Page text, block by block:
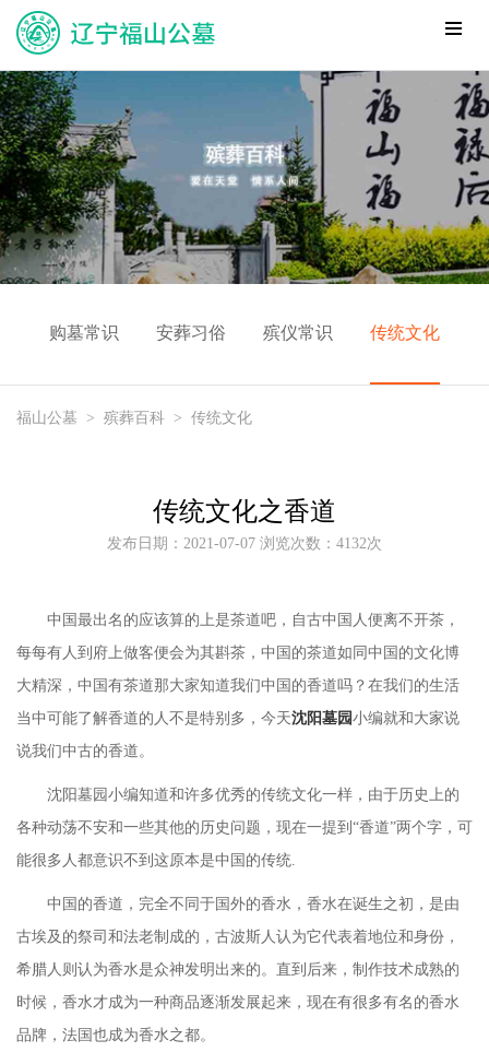
购墓常识 安葬习俗 殡仪常识 传统文化
福山公墓 > 殡葬百科 > 传统文化
传统文化之香道
发布日期：2021-07-07 浏览次数：4132次
中国最出名的应该算的上是茶道吧，自古中国人便离不开茶，
每每有人到府上做客便会为其斟茶，中国的茶道如同中国的文化博
大精深，中国有茶道那大家知道我们中国的香道吗？在我们的生活
当中可能了解香道的人不是特别多，今天沈阳墓园小编就和大家说
说我们中古的香道。
沈阳墓园小编知道和许多优秀的传统文化一样，由于历史上的
各种动荡不安和一些其他的历史问题，现在一提到 “香道”两个字，可
能很多人都意识不到这原本是中国的传统.
中国的香道，完全不同于国外的香水，香水在诞生之初，是由
古埃及的祭司和法老制成的，古波斯人认为它代表着地位和身份，
希腊人则认为香水是众神发明出来的。直到后来，制作技术成熟的
时候，香水才成为一种商品逐渐发展起来，现在有很多有名的香水
品牌，法国也成为香水之都。